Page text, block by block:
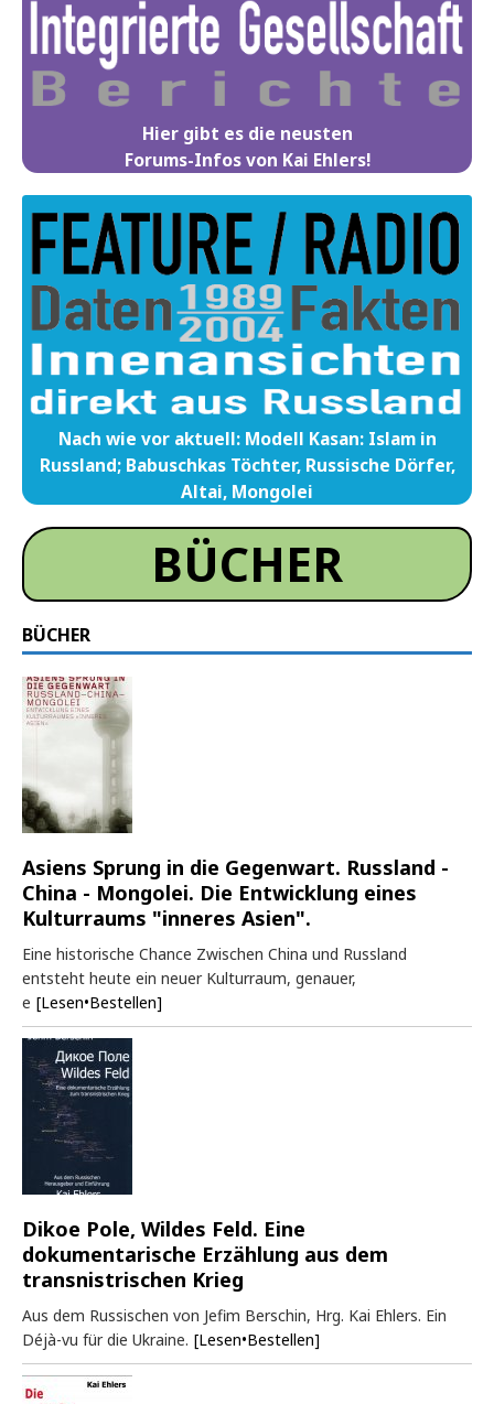
Hier gibt es die neusten
Forums-Infos von Kai Ehlers!
Nach wie vor aktuell: Modell Kasan: Islam in
Russland; Babuschkas Töchter, Russische Dörfer,
Altai, Mongolei
BÜCHER
BÜCHER
Asiens Sprung in die Gegenwart. Russland -
China - Mongolei. Die Entwicklung eines
Kulturraums "inneres Asien".
Eine historische Chance Zwischen China und Russland
entsteht heute ein neuer Kulturraum, genauer,
e [Lesen•Bestellen]
Dikoe Pole, Wildes Feld. Eine
dokumentarische Erzählung aus dem
transnistrischen Krieg
Aus dem Russischen von Jefim Berschin, Hrg. Kai Ehlers. Ein
Déjà-vu für die Ukraine. [Lesen•Bestellen]